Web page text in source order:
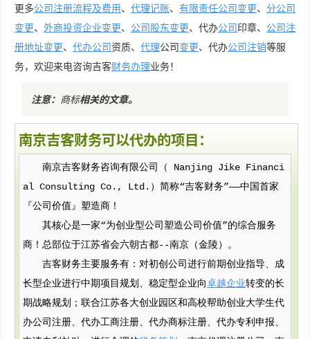
更多公司注册流程及费用、 代理记账、 有限责任公司变更、 分公司
变更、 外商投资企业变更、 公司股东变更、代办公司印章、 公司注
册地址变更、 代办公司资质、 代理公司变更、代办公司注销等服
务，欢迎来电咨询吉客财务办理业务！
注意： 商标相关的文章。
南京吉客财务可以代办的项目：
南京吉客财务咨询有限公司（ Nanjing Jike Financi
al Consulting Co., Ltd.）简称“吉客财务”——中国首家
『公司价值』塑造商！
其核心是一家“为创业型公司塑造公司价值”的综合服务
商！总部位于江苏省会六朝古都--南京（金陵）。
吉客财务主要服务有：对初创公司进行前期创业指导、成
长型企业进行中期项目规划、稳定型企业向卓越企业转变的长
期战略规划；联合江苏各大创业园区和高校帮助创业大学生代
办公司注册、代办工商注册、代办商标注册、代办专利申报、